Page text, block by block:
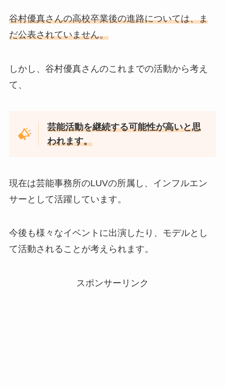
谷村優真さんの高校卒業後の進路については、ま
だ公表されていません。
しかし、谷村優真さんのこれまでの活動から考え
て、
芸能活動を継続する可能性が高いと思
われます。
現在は芸能事務所のLUVの所属し、インフルエン
サーとして活躍しています。
今後も様々なイベントに出演したり、モデルとし
て活動されることが考えられます。
スポンサーリンク